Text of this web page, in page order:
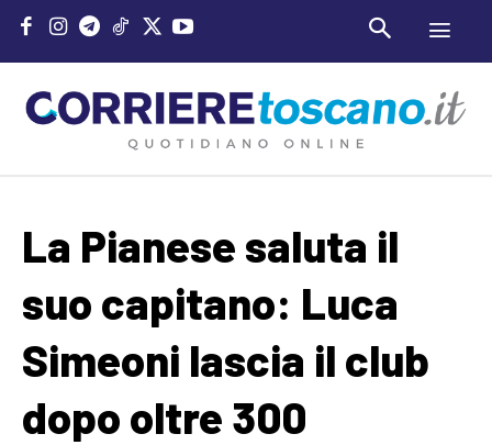
La Pianese saluta il
suo capitano: Luca
Simeoni lascia il club
dopo oltre 300